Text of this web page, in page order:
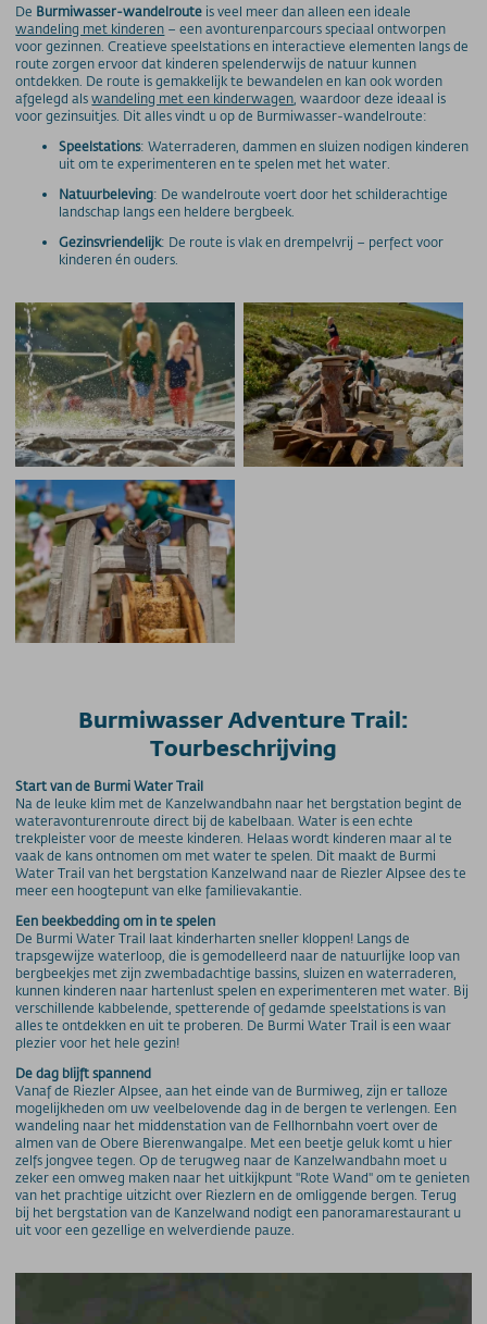
De Burmiwasser-wandelroute is veel meer dan alleen een ideale
wandeling met kinderen – een avonturenparcours speciaal ontworpen
voor gezinnen. Creatieve speelstations en interactieve elementen langs de
route zorgen ervoor dat kinderen spelenderwijs de natuur kunnen
ontdekken. De route is gemakkelijk te bewandelen en kan ook worden
afgelegd alswandeling met een kinderwagen , waardoor deze ideaal is
voor gezinsuitjes. Dit alles vindt u op de Burmiwasser-wandelroute:
Speelstations: Waterraderen, dammen en sluizen nodigen kinderen
uit om te experimenteren en te spelen met het water.
Natuurbeleving: De wandelroute voert door het schilderachtige
landschap langs een heldere bergbeek.
Gezinsvriendelijk: De route is vlak en drempelvrij – perfect voor
kinderen én ouders.
Burmiwasser Adventure Trail:
Tourbeschrijving
Start van de Burmi Water Trail
Na de leuke klim met de Kanzelwandbahn naar het bergstation begint de
wateravonturenroute direct bij de kabelbaan. Water is een echte
trekpleister voor de meeste kinderen. Helaas wordt kinderen maar al te
vaak de kans ontnomen om met water te spelen. Dit maakt de Burmi
Water Trail van het bergstation Kanzelwand naar de Riezler Alpsee des te
meer een hoogtepunt van elke familievakantie.
Een beekbedding om in te spelen
De Burmi Water Trail laat kinderharten sneller kloppen! Langs de
trapsgewijze waterloop, die is gemodelleerd naar de natuurlijke loop van
bergbeekjes met zijn zwembadachtige bassins, sluizen en waterraderen,
kunnen kinderen naar hartenlust spelen en experimenteren met water. Bij
verschillende kabbelende, spetterende of gedamde speelstations is van
alles te ontdekken en uit te proberen. De Burmi Water Trail is een waar
plezier voor het hele gezin!
De dag blijft spannend
Vanaf de Riezler Alpsee, aan het einde van de Burmiweg, zijn er talloze
mogelijkheden om uw veelbelovende dag in de bergen te verlengen. Een
wandeling naar het middenstation van de Fellhornbahn voert over de
almen van de Obere Bierenwangalpe. Met een beetje geluk komt u hier
zelfs jongvee tegen. Op de terugweg naar de Kanzelwandbahn moet u
zeker een omweg maken naar het uitkijkpunt "Rote Wand" om te genieten
van het prachtige uitzicht over Riezlern en de omliggende bergen. Terug
bij het bergstation van de Kanzelwand nodigt een panoramarestaurant u
uit voor een gezellige en welverdiende pauze.